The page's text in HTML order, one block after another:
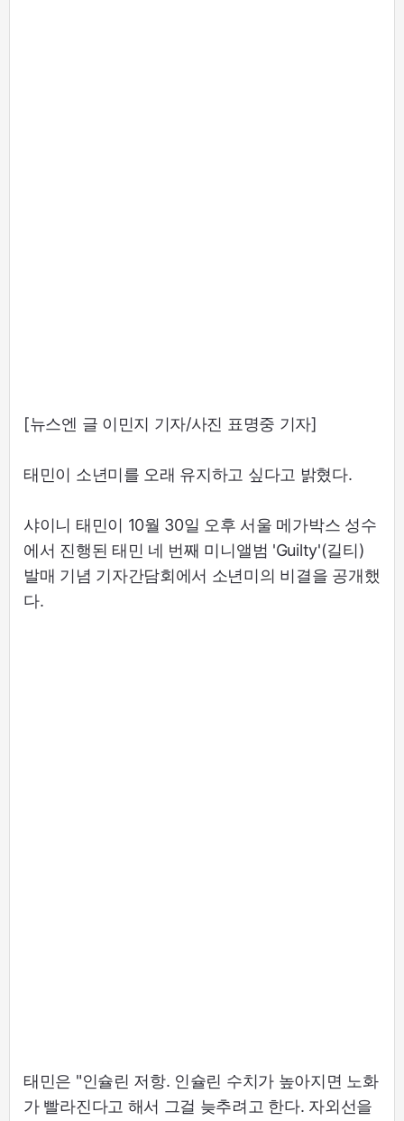
[뉴스엔 글 이민지 기자/사진 표명중 기자]
태민이 소년미를 오래 유지하고 싶다고 밝혔다.
샤이니 태민이 10월 30일 오후 서울 메가박스 성수
에서 진행된 태민 네 번째 미니앨범 'Guilty'(길티)
발매 기념 기자간담회에서 소년미의 비결을 공개했
다.
태민은 "인슐린 저항. 인슐린 수치가 높아지면 노화
가 빨라진다고 해서 그걸 늦추려고 한다. 자외선을